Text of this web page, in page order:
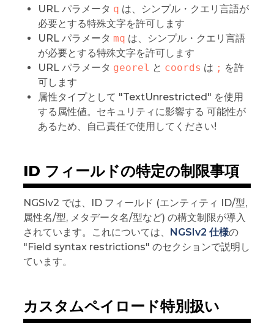
URL パラメータ q は、シンプル・クエリ言語が
必要とする特殊文字を許可します
URL パラメータ mq は、シンプル・クエリ言語
が必要とする特殊文字を許可します
URL パラメータ georel と coords は ; を許
可します
属性タイプとして "TextUnrestricted" を使用
する属性値。セキュリティに影響する 可能性が
あるため、自己責任で使用してください!
ID フィールドの特定の制限事項
NGSIv2 では、ID フィールド (エンティティ ID/型,
属性名/型, メタデータ名/型など) の構文制限が導入
されています。これについては、 NGSIv2 仕様の
"Field syntax restrictions" のセクションで説明し
ています。
カスタムペイロード特別扱い